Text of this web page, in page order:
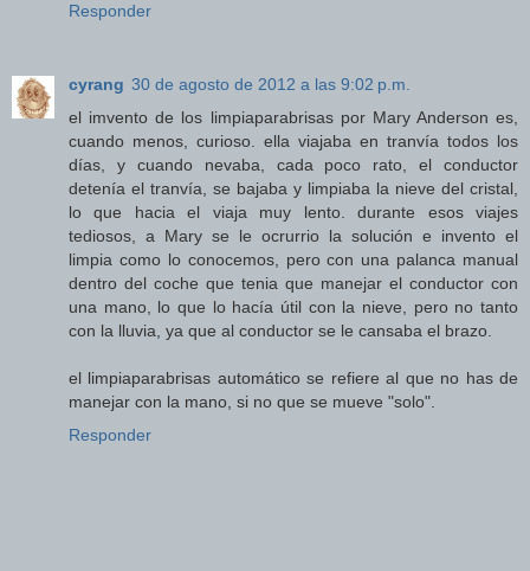
Responder
cyrang 30 de agosto de 2012 a las 9:02 p.m.
el imvento de los limpiaparabrisas por Mary Anderson es,
cuando menos, curioso. ella viajaba en tranvía todos los
días, y cuando nevaba, cada poco rato, el conductor
detenía el tranvía, se bajaba y limpiaba la nieve del cristal,
lo que hacia el viaja muy lento. durante esos viajes
tediosos, a Mary se le ocrurrio la solución e invento el
limpia como lo conocemos, pero con una palanca manual
dentro del coche que tenia que manejar el conductor con
una mano, lo que lo hacía útil con la nieve, pero no tanto
con la lluvia, ya que al conductor se le cansaba el brazo.
el limpiaparabrisas automático se refiere al que no has de
manejar con la mano, si no que se mueve "solo".
Responder